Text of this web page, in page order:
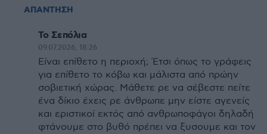
ΑΠΑΝΤΗΣΗ
Το Σεπόλια
09.07.2026, 18:26
Είναι επίθετο η περιοχή; Έτσι όπως το γράφεις
για επίθετο το κόβω και μάλιστα από πρώην
σοβιετική χώρας. Μάθετε ρε να σέβεστε πείτε
ένα δίκιο έχεις ρε άνθρωπε μην είστε αγενείς
και εριστικοί εκτός από ανθρωποφάγοι δηλαδή
φτάνουμε στο βυθό πρέπει να ξυσουμε και τον